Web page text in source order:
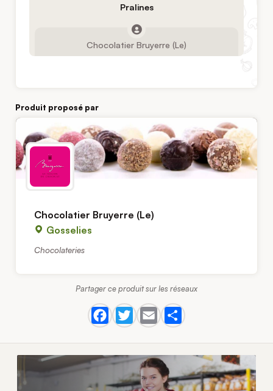
Pralines
Chocolatier Bruyerre (Le)
Produit proposé par
Chocolatier Bruyerre (Le)
Gosselies
Chocolateries
Partager ce produit sur les réseaux